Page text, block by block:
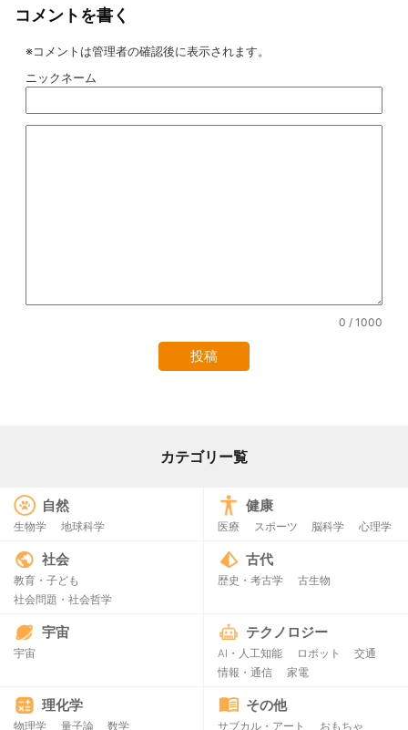
コメントを書く
※コメントは管理者の確認後に表示されます。
ニックネーム
0 / 1000
カテゴリー覧
自然
生物学 地球科学
健康
医療 スポーツ 脳科学 心理学
社会
教育・子ども
社会問題・社会哲学
古代
歴史・考古学 古生物
宇宙
宇宙
テクノロジー
AI・人工知能 ロボット
交通
情報・通信
家電
理化学
物理学 量子論 数学
その他
サブカル・アート
おもちゃ